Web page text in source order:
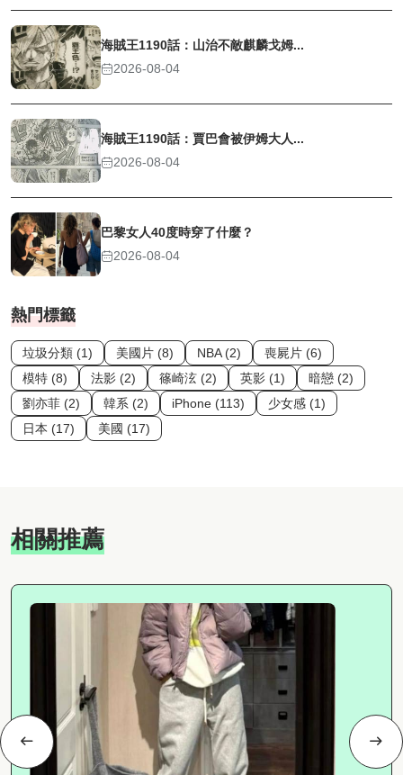
海賊王1190話：山治不敵麒麟戈姆...
2026-08-04
海賊王1190話：賈巴會被伊姆大人...
2026-08-04
巴黎女人40度時穿了什麼？
2026-08-04
熱門標籤
垃圾分類 (1) 美國片 (8) NBA (2)
喪屍片 (6)
模特 (8)
法影 (2) 篠崎泫 (2) 英影 (1)
暗戀 (2)
劉亦菲 (2)
韓系 (2) iPhone (113)
少女感 (1)
日本 (17)
美國 (17)
相關推薦